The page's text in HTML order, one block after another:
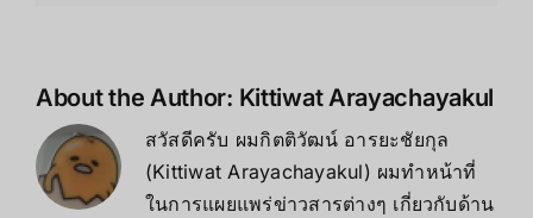
About the Author: Kittiwat Arayachayakul
สวัสดีครับ ผมกิตติวัฒน์ อารยะชัยกุล
(Kittiwat Arayachayakul) ผมทำหน้าที่
ในการแผยแพร่ข่าวสารต่างๆ เกี่ยวกับด้าน